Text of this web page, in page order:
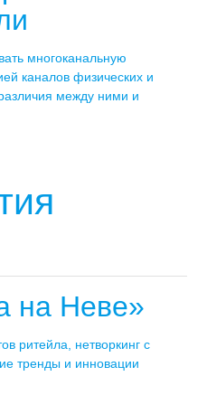
многоканальную
каналов физических и
между ними и
на Неве»
ритейла, нетворкинг с
тренды и инновации